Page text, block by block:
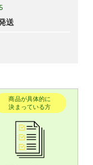
送
商品が具体的に
決まっている方